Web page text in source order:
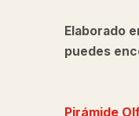
Elaborado
puedes
Pirámide